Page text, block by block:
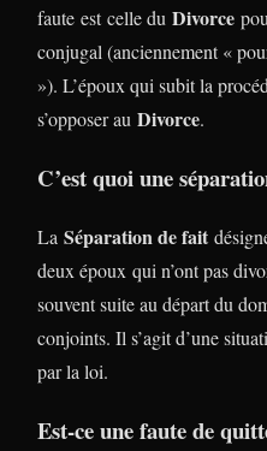
faute est celle du Divorce
conjugal (anciennement «
»). L’époux qui subit la
s’opposer au Divorce.
C’est quoi une
La Séparation de fait
deux époux qui n’ont pas
souvent suite au départ du
conjoints. Il s’agit d’une
par la loi.
Est-ce une faute de